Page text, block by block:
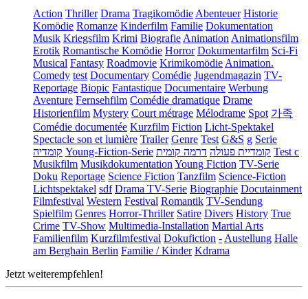
Action Thriller Drama Tragikomödie Abenteuer Historie
Komödie Romanze Kinderfilm Familie Dokumentation
Musik Kriegsfilm Krimi Biografie Animation Animationsfilm
Erotik Romantische Komödie Horror Dokumentarfilm Sci-Fi
Musical Fantasy Roadmovie Krimikomödie Animation.
Comedy test Documentary Comédie Jugendmagazin TV-
Reportage Biopic Fantastique Documentaire Werbung
Aventure Fernsehfilm Comédie dramatique Drame
Historienfilm Mystery Court métrage Mélodrame Spot 가족
Comédie documentée Kurzfilm Fiction Licht-Spektakel
Spectacle son et lumière Trailer Genre Test G&S g Serie
קומדיה Young-Fiction-Serie קומדיית פעולה דרמה קומית
Test c
Musikfilm Musikdokumentation Young Fiction TV-Serie
Doku Reportage Science Fiction Tanzfilm Science-Fiction
Lichtspektakel sdf Drama TV-Serie Biographie Docutainment
Filmfestival Western Festival Romantik TV-Sendung
Spielfilm Genres Horror-Thriller Satire Divers History True
Crime TV-Show Multimedia-Installation Martial Arts
Familienfilm Kurzfilmfestival Dokufiction - Austellung Halle
am Berghain Berlin Familie / Kinder Kdrama
Jetzt weiterempfehlen!